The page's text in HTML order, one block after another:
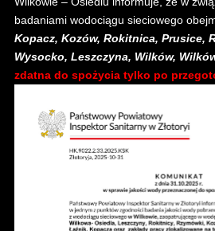
badaniami wodociągu sieciowego
Kopacz, Kozów, Rokitnica, Prusice,
Wysocko, Leszczyna, Wilków,
zdatna do spożycia tylko po